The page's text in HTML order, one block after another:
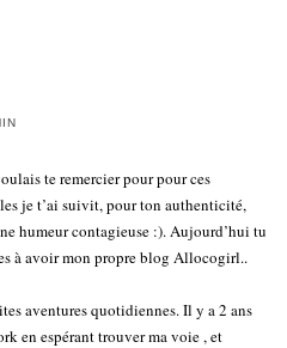
te remercier pour pour ces
je t’ai suivit, pour ton authenticité,
humeur contagieuse :). Aujourd’hui tu
à avoir mon propre blog Allocogirl..
aventures quotidiennes. Il y a 2 ans
en espérant trouver ma voie , et